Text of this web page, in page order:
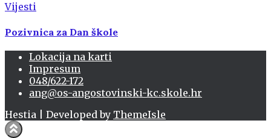
Vijesti
Pozivnica za Dan škole
Lokacija na karti
Impresum
048/622-172
ang@os-angostovinski-kc.skole.hr
Hestia | Developed by ThemeIsle